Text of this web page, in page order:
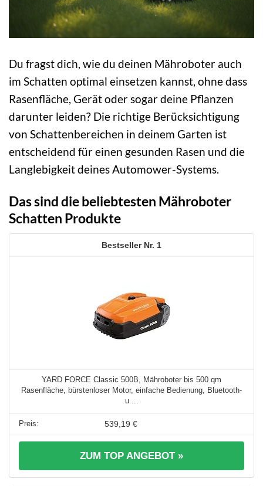
Du fragst dich, wie du deinen Mähroboter auch
im Schatten optimal einsetzen kannst, ohne dass
Rasenfläche, Gerät oder sogar deine Pflanzen
darunter leiden? Die richtige Berücksichtigung
von Schattenbereichen in deinem Garten ist
entscheidend für einen gesunden Rasen und die
Langlebigkeit deines Automower-Systems.
Das sind die beliebtesten Mähroboter
Schatten Produkte
1
YARD FORCE Classic 500B, Mähroboter bis 500 qm
Rasenfläche, bürstenloser Motor, einfache Bedienung, Bluetooth-
u ...
539,19 €
ZUM TOP ANGEBOT »